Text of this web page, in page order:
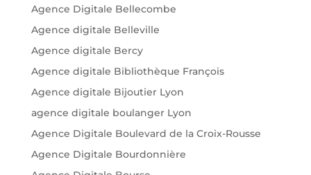
Agence Digitale Bellecombe
Agence digitale Belleville
Agence digitale Bercy
Agence digitale Bibliothèque François
Agence digitale Bijoutier Lyon
agence digitale boulanger Lyon
Agence Digitale Boulevard de la Croix-Rousse
Agence Digitale Bourdonnière